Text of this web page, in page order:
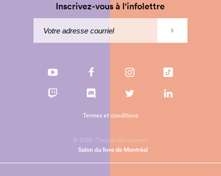
Inscrivez-vous à l'infolettre
© 2026 - Tous droits réservés
Termes et conditions